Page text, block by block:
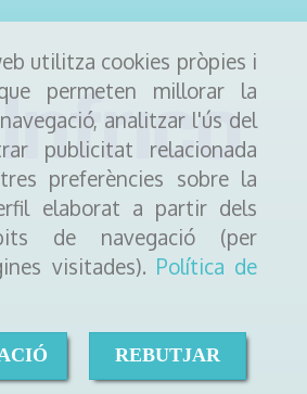
utilitza cookies pròpies i
permeten millorar la
analitzar l'ús del
publicitat relacionada
preferències sobre la
elaborat a partir dels
de navegació (per
visitades). Política de
REBUTJAR